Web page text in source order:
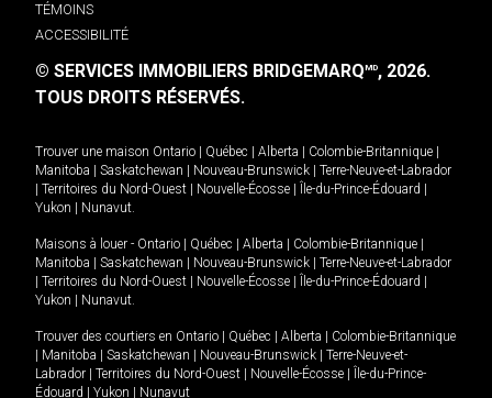
TÉMOINS
ACCESSIBILITÉ
© SERVICES IMMOBILIERS BRIDGEMARQMD, 2026.
TOUS DROITS RÉSERVÉS.
Trouver une maison Ontario Québec Alberta Colombie-Britannique
Manitoba
Saskatchewan Nouveau-Brunswick
Terre-Neuve-et-Labrador
Territoires du Nord-Ouest Nouvelle-Écosse Île-du-Prince-Édouard
Yukon
Nunavut.
Maisons à louer - Ontario Québec Alberta Colombie-Britannique
Manitoba
Saskatchewan Nouveau-Brunswick
Terre-Neuve-et-Labrador
Territoires du Nord-Ouest Nouvelle-Écosse Île-du-Prince-Édouard
Yukon
Nunavut.
Trouver des courtiers en Ontario Québec Alberta
Colombie-Britannique
Manitoba Saskatchewan Nouveau-Brunswick
Terre-Neuve-et-
Labrador
Territoires du Nord-Ouest Nouvelle-Écosse
Île-du-Prince-
Édouard
Yukon Nunavut